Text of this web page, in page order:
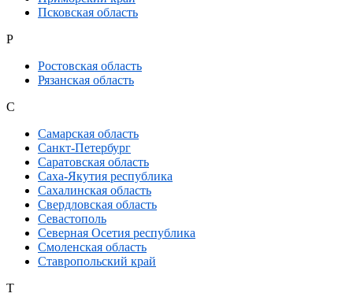
Псковская область
Р
Ростовская область
Рязанская область
С
Самарская область
Санкт-Петербург
Саратовская область
Саха-Якутия республика
Сахалинская область
Свердловская область
Севастополь
Северная Осетия республика
Смоленская область
Ставропольский край
Т